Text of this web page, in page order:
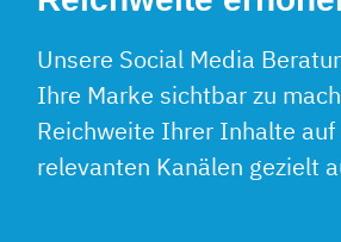
Unsere Social Media
Ihre Marke sichtbar zu
Reichweite Ihrer Inhalte auf
relevanten Kanälen gezielt